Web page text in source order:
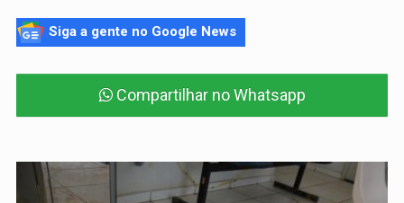
Siga a gente no Google News
Compartilhar no Whatsapp